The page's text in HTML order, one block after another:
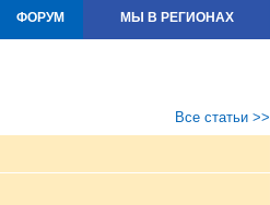
ФОРУМ МЫ В РЕГИОНАХ
Все статьи >>